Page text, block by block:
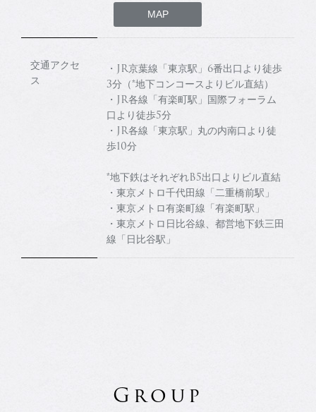
MAP
交通アクセ
ス
・JR京葉線「東京駅」6番出口より徒歩
3分（*地下コンコースよりビル直結）
・JR各線「有楽町駅」国際フォーラム
口より徒歩5分
・JR各線「東京駅」丸の内南口より徒
歩10分
*地下鉄はそれぞれB5出口よりビル直結
・東京メトロ千代田線「二重橋前駅」
・東京メトロ有楽町線「有楽町駅」
・東京メトロ日比谷線、都営地下鉄三田
線「日比谷駅」
Group